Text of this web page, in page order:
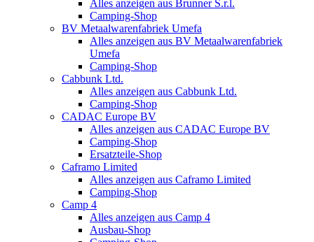
Alles anzeigen aus Brunner S.r.l.
Camping-Shop
BV Metaalwarenfabriek Umefa
Alles anzeigen aus BV Metaalwarenfabriek
Umefa
Camping-Shop
Cabbunk Ltd.
Alles anzeigen aus Cabbunk Ltd.
Camping-Shop
CADAC Europe BV
Alles anzeigen aus CADAC Europe BV
Camping-Shop
Ersatzteile-Shop
Caframo Limited
Alles anzeigen aus Caframo Limited
Camping-Shop
Camp 4
Alles anzeigen aus Camp 4
Ausbau-Shop